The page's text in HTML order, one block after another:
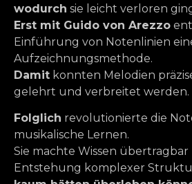
wodurch sie leicht verloren
Erst mit Guido von Arezzo
Einführung von Notenlinien
Aufzeichnungsmethode.
Damit konnten Melodien
gelehrt und verbreitet werden.
Folglich revolutionierte die
musikalische Lernen.
Sie machte Wissen
Entstehung komplexer